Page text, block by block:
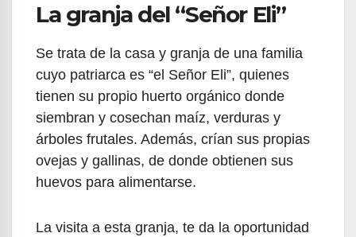
La granja del “Señor Eli”
Se trata de la casa y granja de una familia
cuyo patriarca es “el Señor Eli”, quienes
tienen su propio huerto orgánico donde
siembran y cosechan maíz, verduras y
árboles frutales. Además, crían sus propias
ovejas y gallinas, de donde obtienen sus
huevos para alimentarse.
La visita a esta granja, te da la oportunidad